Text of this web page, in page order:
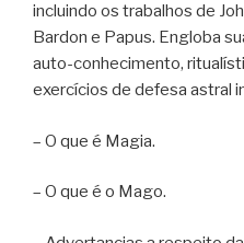
incluindo os trabalhos de
Bardon e Papus. Engloba
auto-conhecimento,
exercícios de defesa astral
– O que é Magia.
– O que é o Mago.